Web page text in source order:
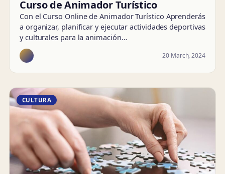
Curso de Animador Turístico
Con el Curso Online de Animador Turístico Aprenderás
a organizar, planificar y ejecutar actividades deportivas
y culturales para la animación…
20 March, 2024
CULTURA